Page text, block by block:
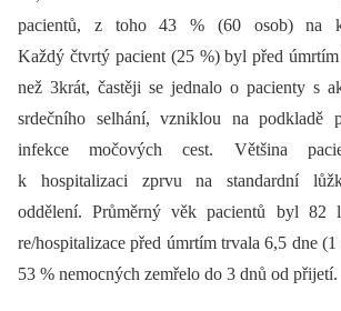
pacientů, z toho 43 % (60 osob) na
Každý čtvrtý pacient (25 %) byl před
než 3krát, častěji se jednalo o pacienty s
srdečního selhání, vzniklou na podkladě
infekce močových cest. Většina
k hospitalizaci zprvu na standardní
oddělení. Průměrný věk pacientů byl 82
re/hospitalizace před úmrtím trvala 6,5 dne
53 % nemocných zemřelo do 3 dnů od přijetí.